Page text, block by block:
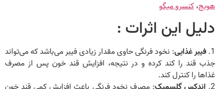
هویج،کنسرو میگو
دلیل این اثرات :
1. فیبر غذایی: نخود فرنگی حاوی مقدار زیادی فیبر می‌باشد که می‌تواند
جذب قند را کند کرده و در نتیجه، افزایش قند خون پس از مصرف
غذاها را کنترل کند.